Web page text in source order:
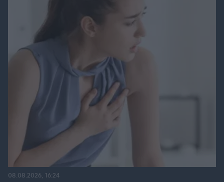
08.08.2026, 16:24